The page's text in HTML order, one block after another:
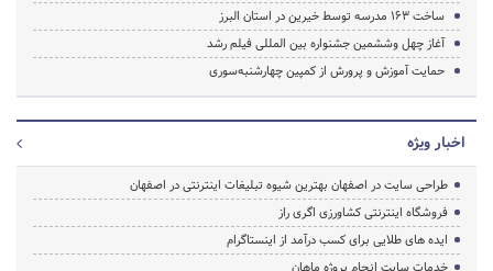
ساخت 163 مدرسه توسط خیرین در استان البرز
آغاز چهل وششمین جشنواره بین المللی فیلم رشد
حمایت آموزش و پرورش از کمپین چهارشنبه‌سوری
اخبار ویژه
طراحی سایت در اصفهان بهترین شیوه تبلیغات اینترنتی در اصفهان
فروشگاه اینترنتی کشاورزی اگری راز
ایده های طلایی برای کسب درآمد از اینستاگرام